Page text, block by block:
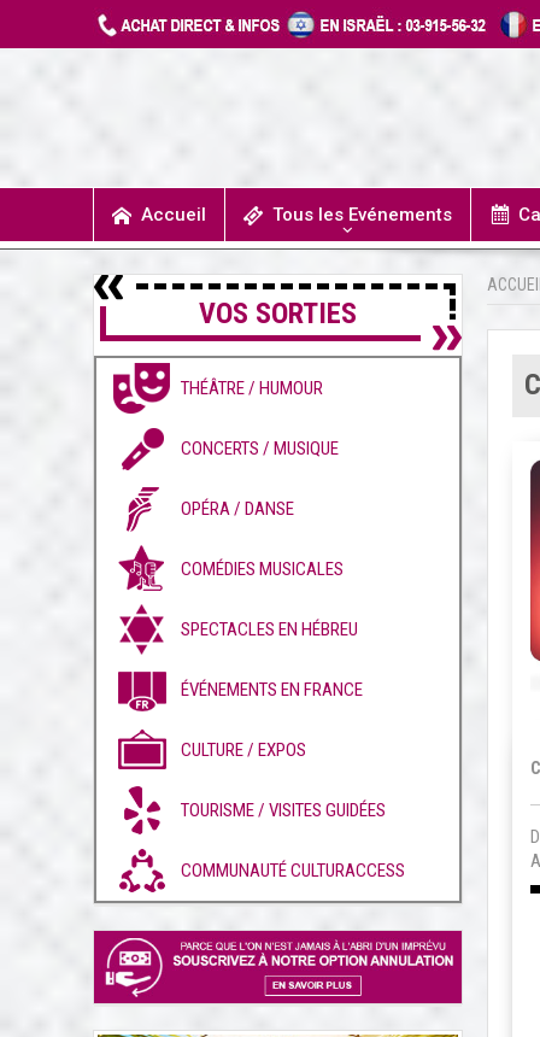
Accueil Tous les Evénements
VOS SORTIES
THÉÂTRE / HUMOUR
CONCERTS / MUSIQUE
OPÉRA / DANSE
COMÉDIES MUSICALES
SPECTACLES EN HÉBREU
ÉVÉNEMENTS EN FRANCE
CULTURE / EXPOS
TOURISME / VISITES GUIDÉES
COMMUNAUTÉ CULTURACCESS